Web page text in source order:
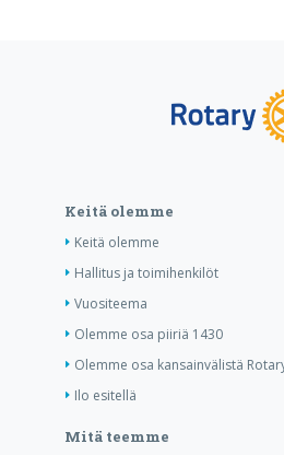
Keitä olemme
Keitä olemme
Hallitus ja toimihenkilöt
Vuositeema
Olemme osa piiriä 1430
Olemme osa kansainvälistä
Ilo esitellä
Mitä teemme